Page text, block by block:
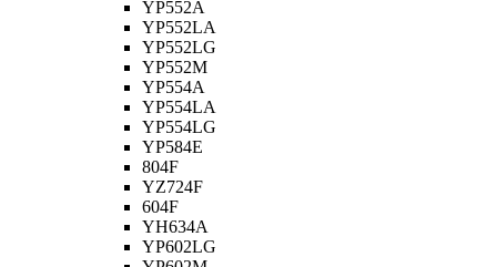
YP552A
YP552LA
YP552LG
YP552M
YP554A
YP554LA
YP554LG
YP584E
804F
YZ724F
604F
YH634A
YP602LG